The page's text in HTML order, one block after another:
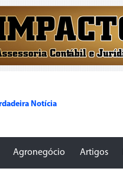
Notícia
Agronegócio Artigos